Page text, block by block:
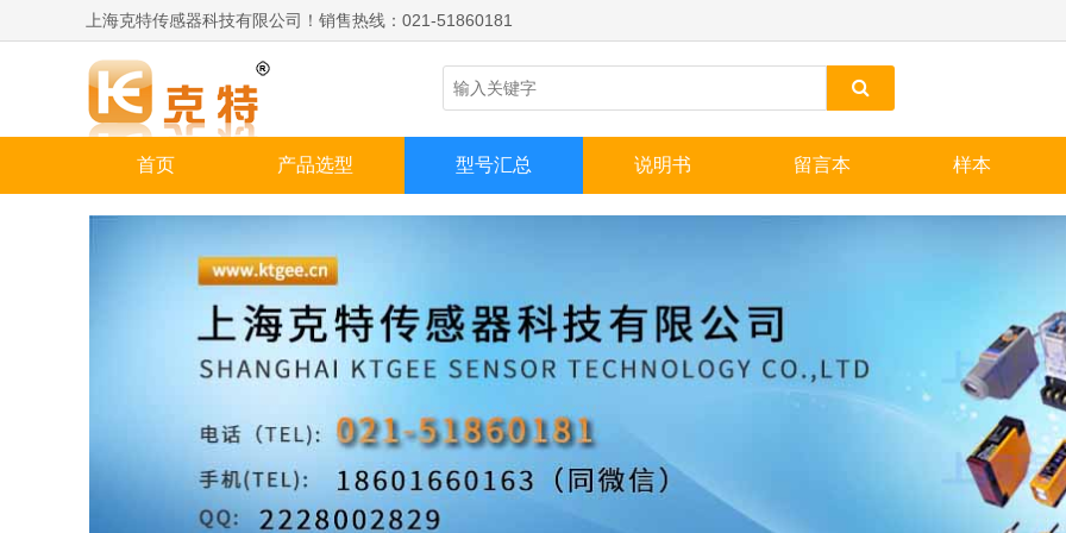
上海克特传感器科技有限公司！销售热线：021-51860181
首页 产品选型 型号汇总 说明书 留言本 样本